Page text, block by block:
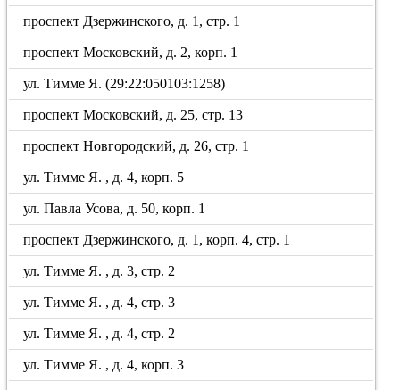
проспект Дзержинского, д. 1, стр. 1
проспект Московский, д. 2, корп. 1
ул. Тимме Я. (29:22:050103:1258)
проспект Московский, д. 25, стр. 13
проспект Новгородский, д. 26, стр. 1
ул. Тимме Я. , д. 4, корп. 5
ул. Павла Усова, д. 50, корп. 1
проспект Дзержинского, д. 1, корп. 4, стр. 1
ул. Тимме Я. , д. 3, стр. 2
ул. Тимме Я. , д. 4, стр. 3
ул. Тимме Я. , д. 4, стр. 2
ул. Тимме Я. , д. 4, корп. 3